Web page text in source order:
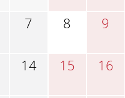
7 8 9
14 15 16